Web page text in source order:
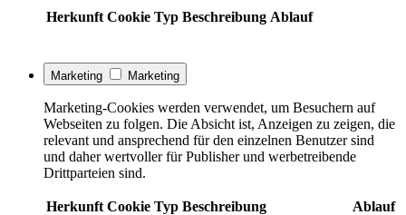
Herkunft Cookie Typ Beschreibung Ablauf
Marketing Marketing
Marketing-Cookies werden verwendet, um Besuchern auf
Webseiten zu folgen. Die Absicht ist, Anzeigen zu zeigen, die
relevant und ansprechend für den einzelnen Benutzer sind
und daher wertvoller für Publisher und werbetreibende
Drittparteien sind.
Herkunft Cookie Typ Beschreibung Ablauf